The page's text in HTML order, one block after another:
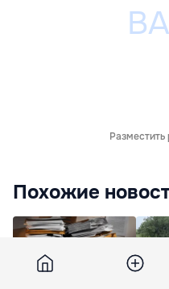
Разместить
Похожие